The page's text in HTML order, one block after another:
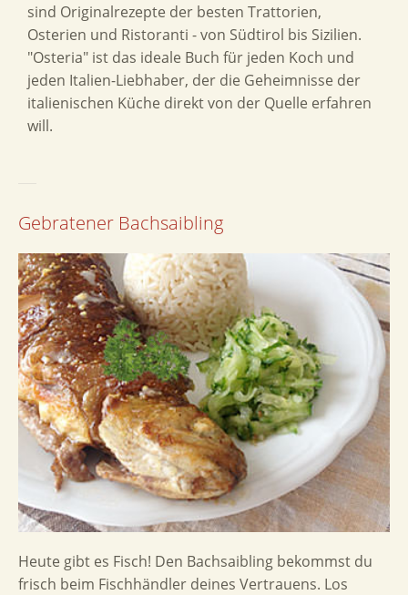
sind Originalrezepte der besten Trattorien,
Osterien und Ristoranti - von Südtirol bis Sizilien.
"Osteria" ist das ideale Buch für jeden Koch und
jeden Italien-Liebhaber, der die Geheimnisse der
italienischen Küche direkt von der Quelle erfahren
will.
Gebratener Bachsaibling
Heute gibt es Fisch! Den Bachsaibling bekommst du
frisch beim Fischhändler deines Vertrauens. Los